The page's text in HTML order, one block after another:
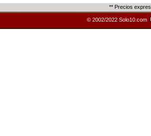
** Precios
© 2002/2022 Solo10.com